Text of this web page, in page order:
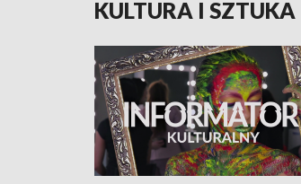
KULTURA I SZTUKA